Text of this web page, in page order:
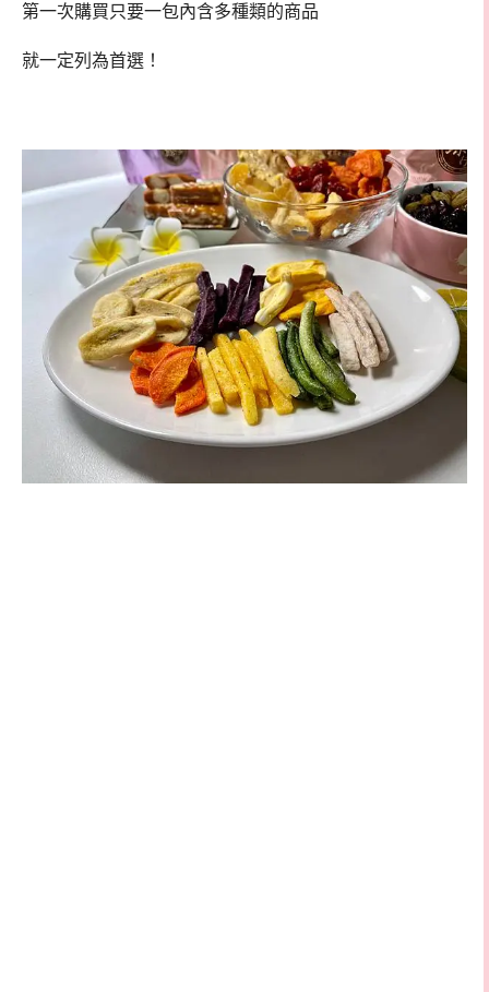
第一次購買只要一包內含多種類的商品
就一定列為首選！